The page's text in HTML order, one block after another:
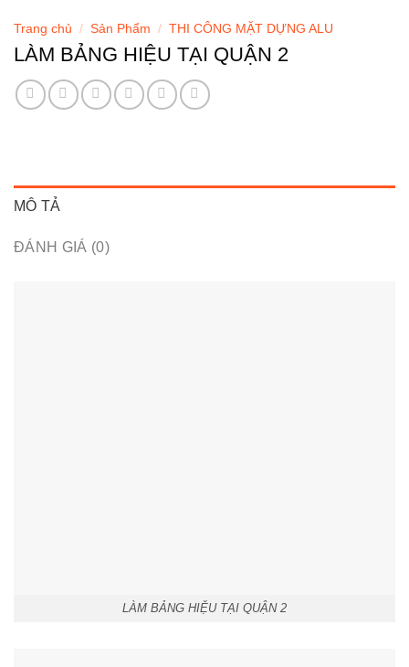
Trang chủ / Sản Phẩm / THI CÔNG MẶT DỰNG ALU
LÀM BẢNG HIỆU TẠI QUẬN 2
MÔ TẢ
ĐÁNH GIÁ (0)
LÀM BẢNG HIỆU TẠI QUẬN 2